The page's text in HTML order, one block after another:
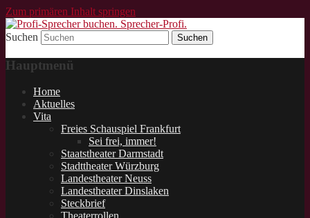
Zum primären Inhalt springen
Profi-Sprecher buchen.
Sprecher-Profi.
Schauspieler und Sprecher für Lesungen.
Suchen
Hauptmenü
Home
Aktuelles
Vita
Freies Schauspiel Frankfurt
Sei frei, immer!
Staatstheater Darmstadt
Stadttheater Würzburg
Landestheater Neuss
Landestheater Dinslaken
Steckbrief